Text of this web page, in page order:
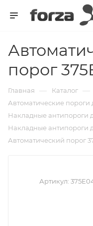
порог
Главная — Каталог —
Автоматические пороги
Накладные антипороги
Накладные антипороги
Автоматический порог
Артикул: